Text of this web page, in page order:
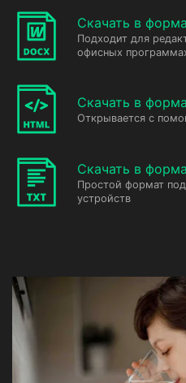
Скачать в
Подходит для
офисных
Скачать в
Открывается с
Скачать в
Простой формат
устройств